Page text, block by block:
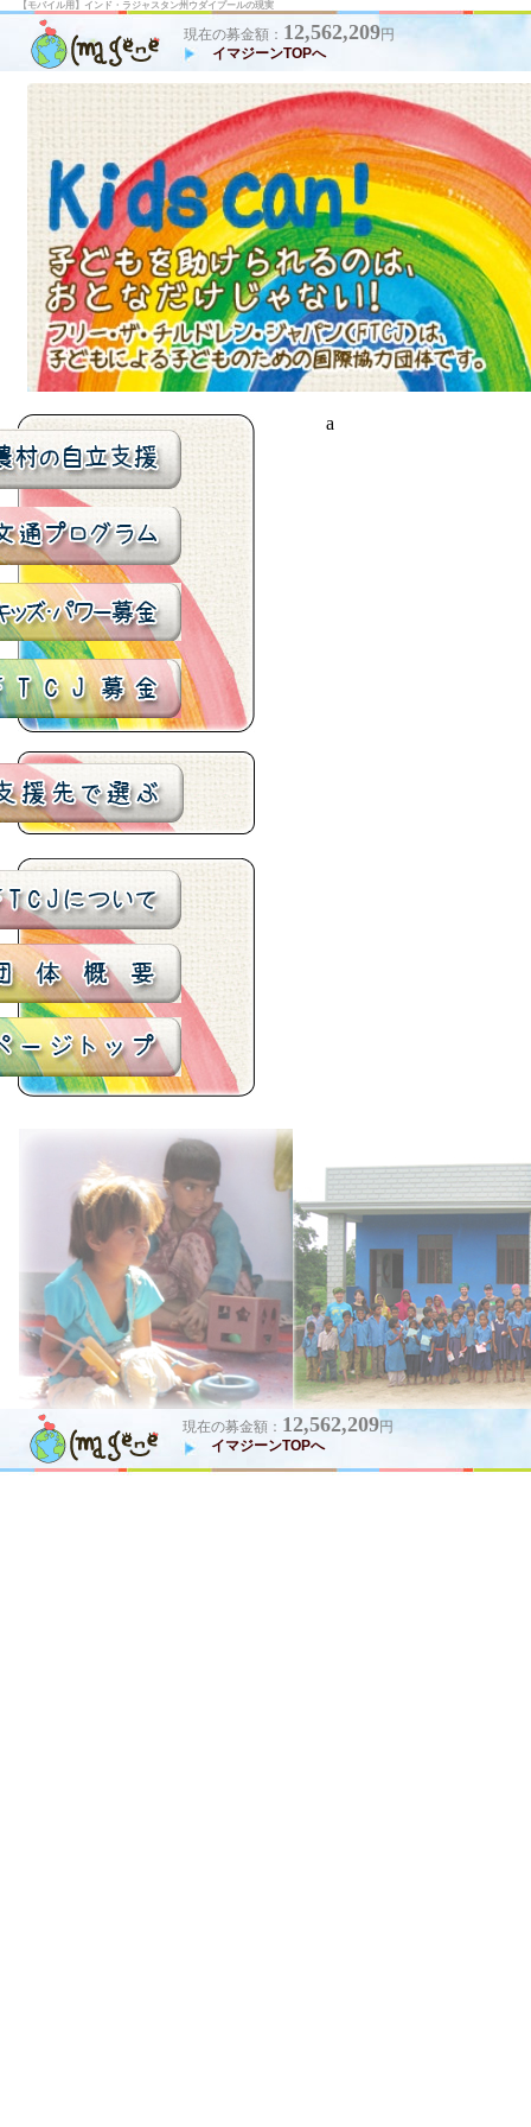
【モバイル用】インド・ラジャスタン州ウダイプールの現実
現在の募金額： 12,562,209円
イマジーンTOPへ
a
現在の募金額： 12,562,209円
イマジーンTOPへ